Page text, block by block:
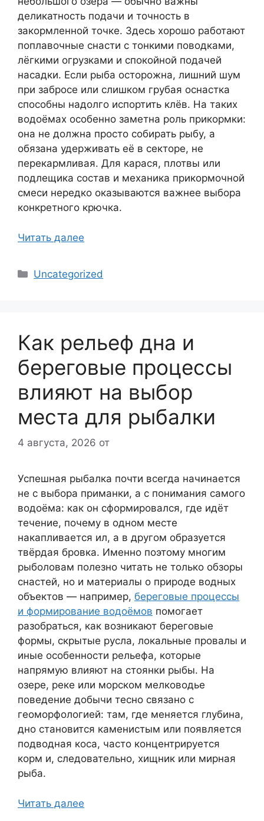
деликатность подачи и точность в
закормленной точке. Здесь хорошо работают
поплавочные снасти с тонкими поводками,
лёгкими огрузками и спокойной подачей
насадки. Если рыба осторожна, лишний шум
при забросе или слишком грубая оснастка
способны надолго испортить клёв. На таких
водоёмах особенно заметна роль прикормки:
она не должна просто собирать рыбу, а
обязана удерживать её в секторе, не
перекармливая. Для карася, плотвы или
подлещика состав и механика прикормочной
смеси нередко оказываются важнее выбора
конкретного крючка.
Читать далее
Рубрики
Uncategorized
Как рельеф дна и
береговые процессы
влияют на выбор
места для рыбалки
4 августа, 2026 от
Успешная рыбалка почти всегда начинается
не с выбора приманки, а с понимания самого
водоёма: как он сформировался, где идёт
течение, почему в одном месте
накапливается ил, а в другом образуется
твёрдая бровка. Именно поэтому многим
рыболовам полезно читать не только обзоры
снастей, но и материалы о природе водных
объектов — например, береговые процессы
и формирование водоёмов помогает
разобраться, как возникают береговые
формы, скрытые русла, локальные провалы и
иные особенности рельефа, которые
напрямую влияют на стоянки рыбы. На
озере, реке или морском мелководье
поведение добычи тесно связано с
геоморфологией: там, где меняется глубина,
дно становится каменистым или появляется
подводная коса, часто концентрируется
корм и, следовательно, хищник или мирная
рыба.
Читать далее